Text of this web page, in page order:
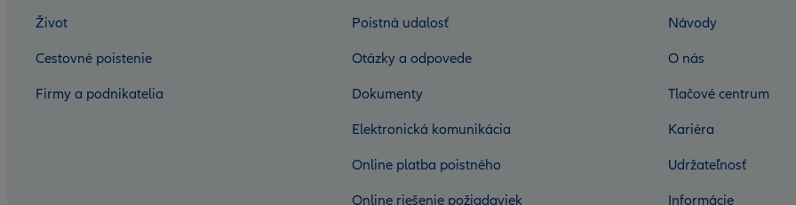
Život
Cestovné poistenie
Firmy a podnikatelia
Poistná udalosť
Otázky a odpovede
Dokumenty
Elektronická komunikácia
Online platba poistného
Online riešenie požiadaviek
Návody
O nás
Tlačové centrum
Kariéra
Udržateľnosť
Informácie